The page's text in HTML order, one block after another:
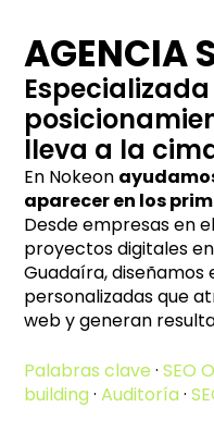
AGENCIA
lleva a la
En Nokeon
aparecer en los
Desde empresas en
proyectos digitales
Guadaíra, diseñamos
personalizadas que
web y generan
Palabras clave ·SEO
building ·Auditoría ·